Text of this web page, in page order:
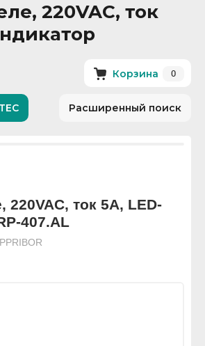
220VAC, ток
Корзина 0
Расширенный поиск
220VAC, ток 5А, LED-
407.AL